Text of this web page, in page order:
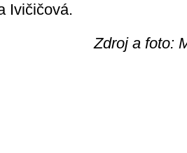
Ivičičová.
Zdroj a foto: